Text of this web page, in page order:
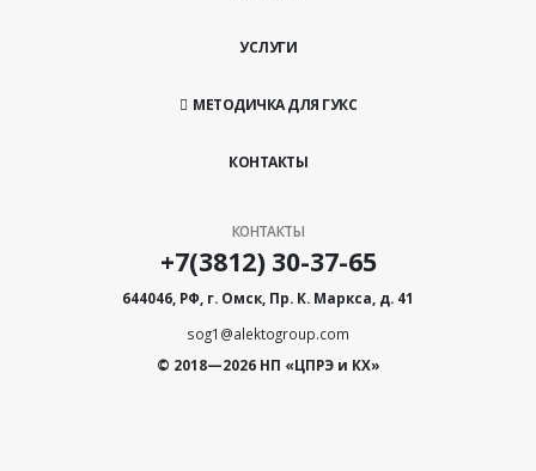
УСЛУГИ
МЕТОДИЧКА ДЛЯ ГУКС
КОНТАКТЫ
КОНТАКТЫ
+7(3812) 30-37-65
644046, РФ, г. Омск, Пр. К. Маркса, д. 41
sog1@alektogroup.com
© 2018—2026 НП «ЦПРЭ и КХ»